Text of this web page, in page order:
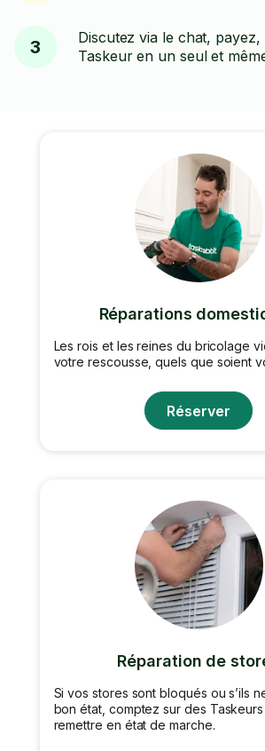
3
Discutez via le chat,
Taskeur en un seul et
Réparations
Les rois et les reines du bricolage
votre rescousse, quels que soient
Réserver
Réparation de
Si vos stores sont bloqués ou s’ils
bon état, comptez sur des
remettre en état de marche.